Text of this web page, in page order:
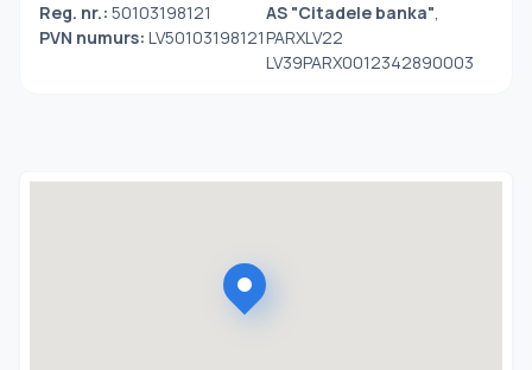
Reg. nr.: 50103198121
PVN numurs: LV50103198121
AS "Citadele banka",
PARXLV22
LV39PARX0012342890003